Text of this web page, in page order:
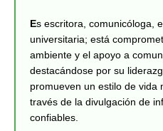
Es escritora, comunicóloga,
universitaria; está
ambiente y el apoyo a
destacándose por su
promueven un estilo de vida
través de la divulgación de
confiables.